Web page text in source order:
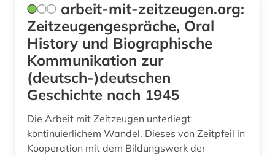
geowissenschaften (2)
gerichtsentscheidung (1)
gerichtshof (1)
germanistik (3)
gerontologie (1)
geschichte (12)
arbeit-mit-zeitzeugen.org:
Zeitzeugengespräche, Oral
History und Biographische
Kommunikation zur
(deutsch-)deutschen
Geschichte nach 1945
Die Arbeit mit Zeitzeugen unterliegt
kontinuierlichem Wandel. Dieses von Zeitpfeil in
Kooperation mit dem Bildungswerk der